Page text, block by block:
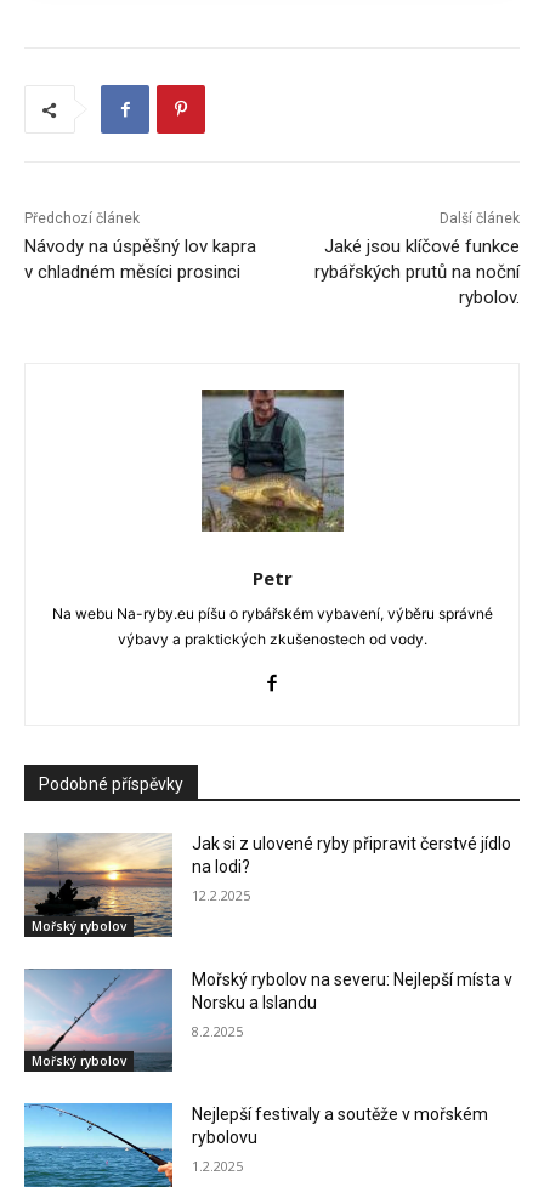
Předchozí článek
Návody na úspěšný lov kapra
v chladném měsíci prosinci
Další článek
Jaké jsou klíčové funkce
rybářských prutů na noční
rybolov.
Petr
Na webu Na-ryby.eu píšu o rybářském vybavení, výběru správné
výbavy a praktických zkušenostech od vody.
Podobné příspěvky
Mořský rybolov
Jak si z ulovené ryby připravit čerstvé jídlo
na lodi?
12.2.2025
Mořský rybolov
Mořský rybolov na severu: Nejlepší místa v
Norsku a Islandu
8.2.2025
Nejlepší festivaly a soutěže v mořském
rybolovu
1.2.2025